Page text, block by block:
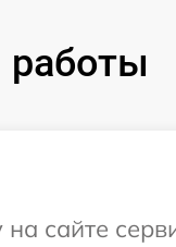
сайте